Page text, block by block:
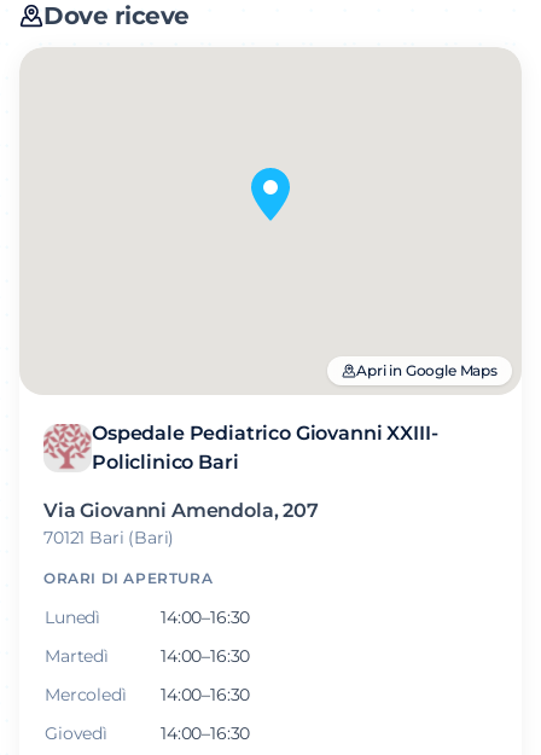
Dove riceve
Apri in Google Maps
Ospedale Pediatrico Giovanni XXIII-
Policlinico Bari
Via Giovanni Amendola, 207
70121 Bari (Bari)
ORARI DI APERTURA
Lunedì
14:00–16:30
Martedì
14:00–16:30
Mercoledì
14:00–16:30
Giovedì
14:00–16:30